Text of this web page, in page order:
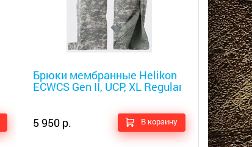
Брюки мембранные Helikon
ECWCS Gen II, UCP, XL Regular
5 950 р. В корзину